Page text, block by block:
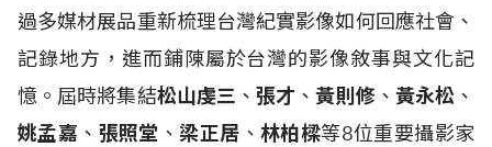
過多媒材展品重新梳理台灣紀實影像如何回應社會、
記錄地方，進而鋪陳屬於台灣的影像敘事與文化記
憶。屆時將集結松山虔三 、張才 、黃則修、 黃永松 、
姚孟嘉 、 張照堂 、梁正居 、 林柏樑等8位重要攝影家